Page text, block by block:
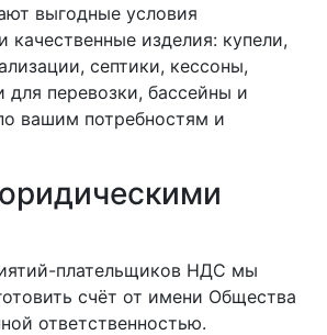
выгодные условия
качественные изделия: купели,
септики, кессоны,
для перевозки, бассейны и
вашим потребностям и
плательщиков НДС мы
счёт от имени Общества
ответственностью.